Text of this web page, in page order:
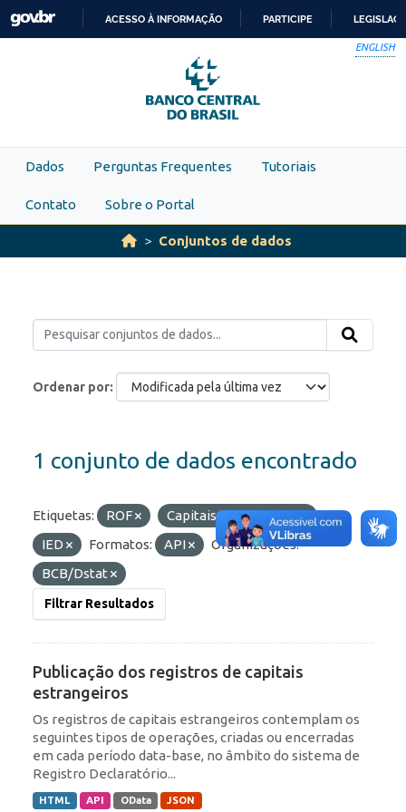
Skip to main content
PARA
O
CONTEÚDO
ACESSO À INFORMAÇÃO PARTICIPE
ENGLISH
Dados Perguntas Frequentes Tutoriais
Contato Sobre o Portal
Conjuntos de dados
Ordenar por
1 conjunto de dados encontrado
Etiquetas: ROF
Capitais Estrangeiros
IED
Formatos: API
Organizações:
BCB/Dstat
Filtrar Resultados
Publicação dos registros de capitais
estrangeiros
Os registros de capitais estrangeiros contemplam os
seguintes tipos de operações, criadas ou encerradas
em cada período data-base, no âmbito do sistema de
Registro Declaratório...
HTML API OData JSON